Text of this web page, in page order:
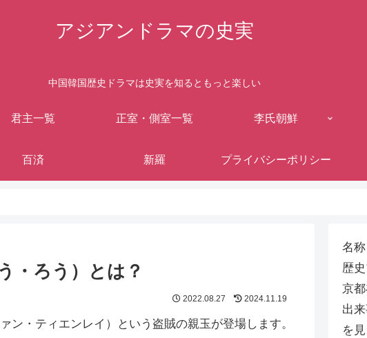
アジアンドラマの史実
中国韓国歴史ドラマは史実を知るともっと楽しい
君主一覧 正室・側室一覧 李氏朝鮮
百済 新羅 プライバシーポリシー
・ろう）とは？
2022.08.27 2024.11.19
ン・ティエンレイ）という盗賊の親玉が登場します。
名
歴
京
出
を